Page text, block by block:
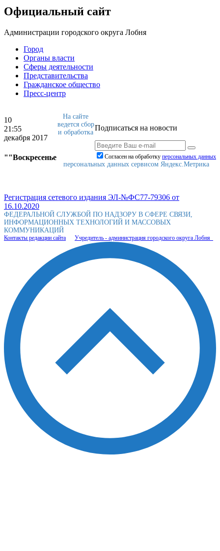
Официальный сайт
Администрации городского округа Лобня
Город
Органы власти
Сферы деятельности
Представительства
Гражданское общество
Пресс-центр
10
21:55
декабря 2017
""Воскресенье
Подписаться на новости
Согласен на обработку персональныx данных
На сайте
ведется сбор
и обработка
персональных данных сервисом Яндекс.Метрика
Регистрация сетевого издания ЭЛ-№ФС77-79306 от
16.10.2020
ФЕДЕРАЛЬНОЙ СЛУЖБОЙ ПО НАДЗОРУ В СФЕРЕ СВЯЗИ,
ИНФОРМАЦИОННЫХ ТЕХНОЛОГИЙ И МАССОВЫХ
КОММУНИКАЦИЙ
Контакты редакции сайта Учредитель - администрация городского округа Лобня